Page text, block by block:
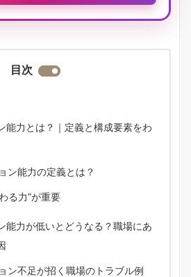
目次
能力とは？｜定義と構成要素をわ
ン能力の定義とは？
る力”が重要
能力が低いとどうなる？職場にあ
ン不足が招く職場のトラブル例